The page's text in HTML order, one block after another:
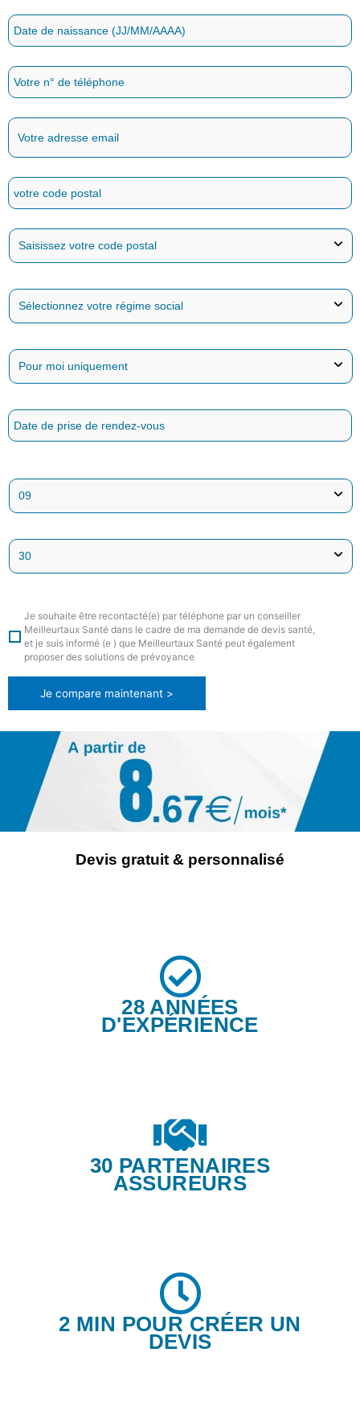
Devis gratuit & personnalisé
Je souhaite être recontacté(e) par téléphone par un conseiller
Meilleurtaux Santé dans le cadre de ma demande de devis santé,
et je suis informé (e ) que Meilleurtaux Santé peut également
proposer des solutions de prévoyance
Je compare maintenant >
28 ANNÉES
D'EXPÉRIENCE
30 PARTENAIRES
ASSUREURS
2 MIN POUR CRÉER UN
DEVIS